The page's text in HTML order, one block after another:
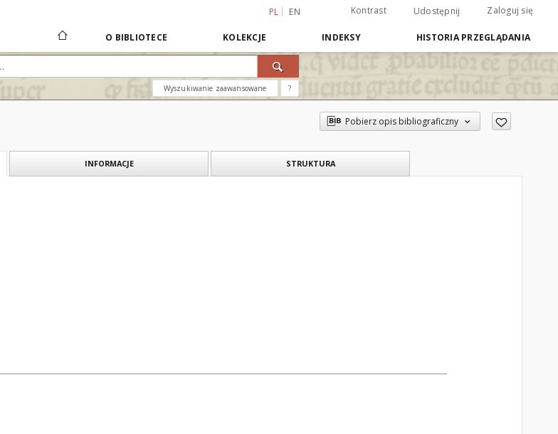
PL EN Kontrast Udostępnij Zaloguj się
O BIBLIOTECE KOLEKCJE INDEKSY HISTORIA PRZEGLĄDANIA
Wyszukiwanie zaawansowane ?
Pobierz opis bibliograficzny
INFORMACJE STRUKTURA